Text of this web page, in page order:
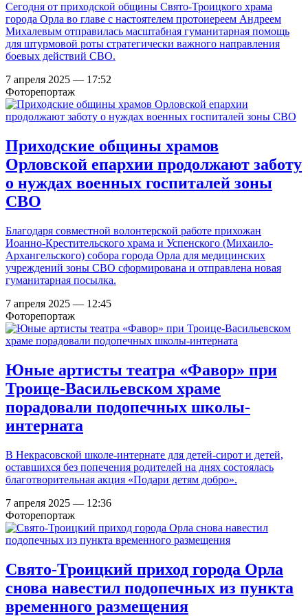
Сегодня от приходской общины Свято-Троицкого храма
города Орла во главе с настоятелем протоиереем Андреем
Михалевым отправилась масштабная гуманитарная помощь
для штурмовой роты стратегически важного направления
боевых действий СВО.
7 апреля 2025 — 17:52
Фоторепортаж
Приходские общины храмов
Орловской епархии продолжают заботу
о нуждах военных госпиталей зоны
СВО
Благодаря совместной волонтерской работе прихожан
Иоанно-Крестительского храма и Успенского (Михаило-
Архангельского) собора города Орла для медицинских
учреждений зоны СВО сформирована и отправлена новая
гуманитарная посылка.
7 апреля 2025 — 12:45
Фоторепортаж
Юные артисты театра «Фавор» при
Троице-Васильевском храме
порадовали подопечных школы-
интерната
В Некрасовской школе-интернате для детей-сирот и детей,
оставшихся без попечения родителей на днях состоялась
благотворительная акция «Подари детям добро».
7 апреля 2025 — 12:36
Фоторепортаж
Свято-Троицкий приход города Орла
снова навестил подопечных из пункта
временного размещения